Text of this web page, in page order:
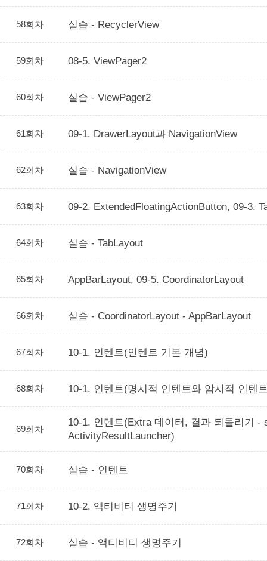
58회차 실습 - RecyclerView
59회차 08-5. ViewPager2
60회차 실습 - ViewPager2
61회차 09-1. DrawerLayout과 NavigationView
62회차 실습 - NavigationView
63회차 09-2. ExtendedFloatingActionButton, 09-3.
64회차 실습 - TabLayout
65회차 AppBarLayout, 09-5. CoordinatorLayout
66회차 실습 - CoordinatorLayout - AppBarLayout
67회차 10-1. 인텐트(인텐트 기본 개념)
68회차 10-1. 인텐트(명시적 인텐트와 암시적 인텐
69회차
10-1. 인텐트(Extra 데이터, 결과 되돌리기
ActivityResultLauncher)
70회차 실습 - 인텐트
71회차 10-2. 액티비티 생명주기
72회차 실습 - 액티비티 생명주기